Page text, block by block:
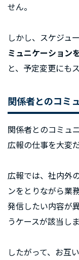
せん。
しかし、スケジュ
ミュニケーション
と、予定変更にも
関係者とのコミ
関係者とのコミュ
広報の仕事を大変
広報では、社内外
ンをとりながら業
発信したい内容が
うケースが該当しま
したがって、お互